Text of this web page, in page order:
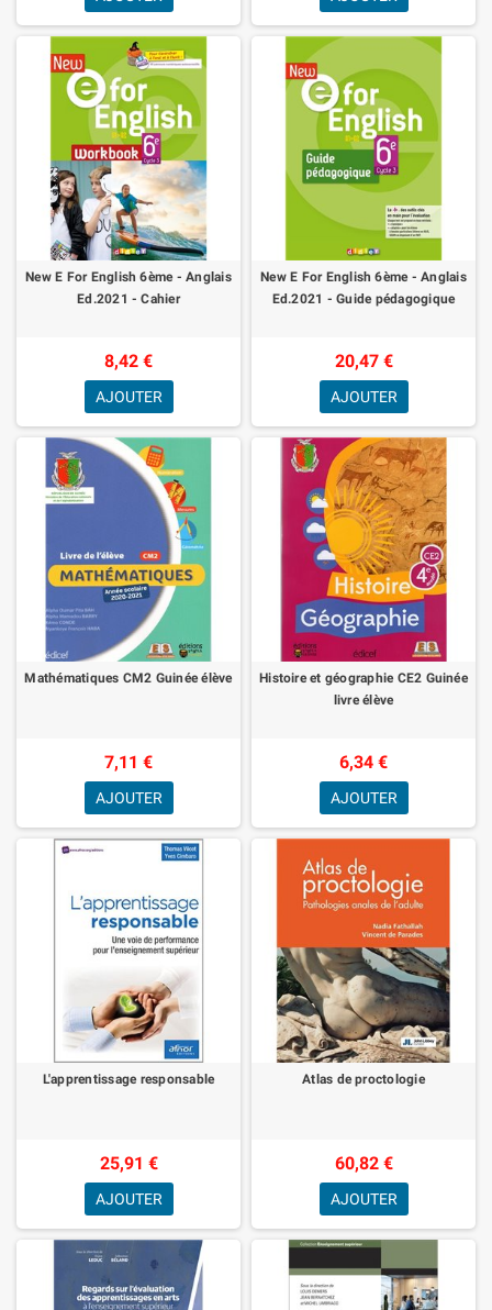
New E For English 6ème - Anglais
Ed.2021 - Cahier
8,42 €
AJOUTER
New E For English 6ème - Anglais
Ed.2021 - Guide pédagogique
20,47 €
AJOUTER
Mathématiques CM2 Guinée élève
7,11 €
AJOUTER
Histoire et géographie CE2 Guinée
livre élève
6,34 €
AJOUTER
L'apprentissage responsable
25,91 €
AJOUTER
Atlas de proctologie
60,82 €
AJOUTER